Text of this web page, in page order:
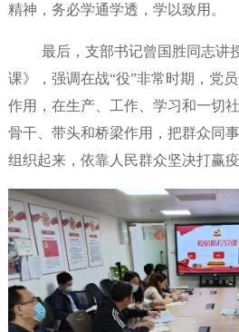
精神，务必学通学透，学以致用。
最后，支部书记曾国胜同志讲
课》，强调在战“役”非常时期，党
作用，在生产、工作、学习和一切
骨干、带头和桥梁作用，把群众同
组织起来，依靠人民群众坚决打赢